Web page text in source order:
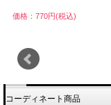
価格：770円(税込)
コーディネート商品